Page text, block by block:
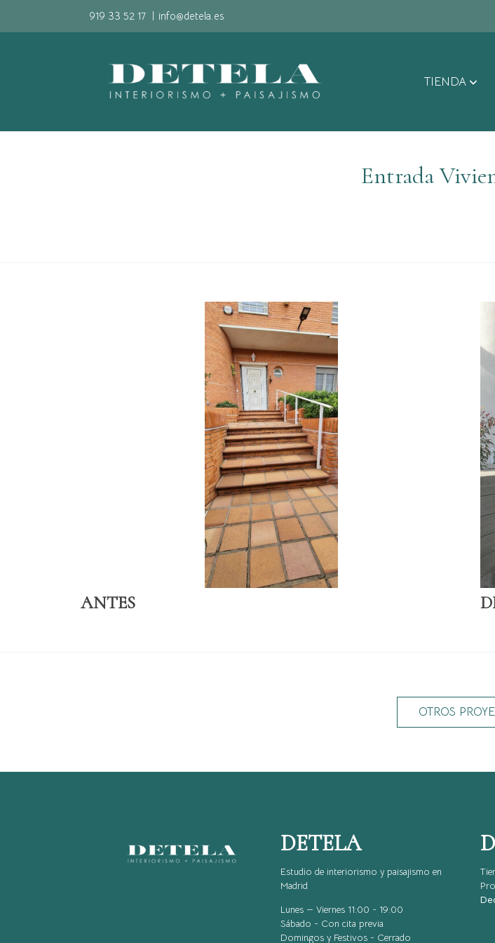
919 33 52 17 info@detela.es
TIENDA
Entrada
ANTES
OTROS
DETELA
Estudio de interiorismo y paisajismo en
Madrid
Lunes — Viernes 11:00 - 19:00
Sábado - Con cita previa
Domingos y Festivos - Cerrado